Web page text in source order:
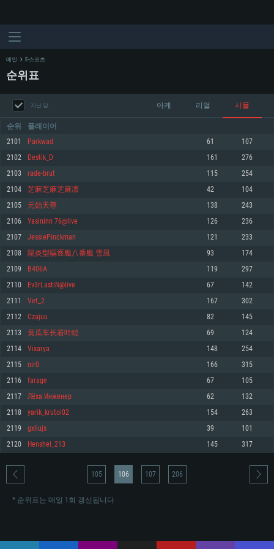
최소사양
운영체제: Windows 10 (64 bit)
프로세서: 2.2 GHz 듀얼코어 이상
메모리: 4GB
그래픽 카드: DirectX 11 이상을 지원하는 AMD Radeon 77XX / NVIDIA
GeForce GT 660. 최소 사양 해상도: 720p
네트워크: 브로드밴드 인터넷
여유 저장 공간: 22.1 GB (최소 클라이언트)
권장 사양
570 혹은 그 이상
여유 저장 공간: 62.2 GB (전체 클라이언트)
최소사양
운영체제: Mac OS Big Sur 11.0
프로세서: 최소 2.2 GHz의 Core i5 (Intel Xeon 은 지원하지 않습니다)
메모리: 6 GB
그래픽 카드: Metal 을 지원하는 Intel Iris Pro 5200 (Mac), 혹은 이와 비슷한 성
능을 가지는 Mac 버전의 AMD/Nvidia. 최소 해상도: 720p
네트워크: 브로드밴드 인터넷
여유 저장 공간: 22.1 GB (최소 클라이언트)
권장 사양
네트워크: 브로드밴드 인터넷
여유 저장 공간: 62.2 GB (전체 클라이언트)
최소사양
운영체제: 64bit Linux 중 최신 버전
프로세서: 2.4 GHz 듀얼코어
메모리: 4 GB
그래픽 카드: Vulkan 을 지원하고, 최신 그래픽 드라이버를 지원하는 NVIDIA
660 (6개월 미만) 혹은 그와 동급의 성능을 가지며 최신 그래픽 드라이버를 지
원하는 AMD (6개월 미만; 최소사양 지원 해상도 720p)
네트워크: 브로드밴드 인터넷
여유 저장 공간: 22.1 GB (최소 클라이언트)
권장 사양
운영체제: Ubuntu 20.04 64bit
프로세서: Intel Core i7
메모리: 16 GB
그래픽 카드: Vulkan 을 지원하고, 최신 그래픽 드라이버를 지원하는 NVIDIA
1060 (6개월 미만) 혹은 그와 동급의 성능을 가지며 최신 그래픽 드라이버를
지원하는 AMD RX 570 (6개월 미만; 최소사양 지원 해상도 720p) 이상
네트워크: 브로드밴드 인터넷
여유 저장 공간: 62.2 GB (전체 클라이언트)
메인 E-스포츠
순위표
지난 달 아케 리얼 시뮬
순위 플레이어
2101 Parkwad 61 107
2102 Destik_D 161 276
2103 rade-brut 115 254
2104 芝麻芝麻芝麻凛 42 104
2105 元始天尊 138 243
2106 Yasininn 76@live 126 236
2107 JessiePinckman 121 233
2108 陽炎型驅逐艦八番艦 雪風 93 174
2109 B406A 119 297
2110 Ev3rLastiN@live 67 142
2111 Vet_2 167 302
2112 Czajuu 82 145
2113 黄瓜车长若叶睦 69 124
2114 Vixarya 148 254
2115 nir0 166 315
2116 farage 67 105
2117 Лёха Инженер 62 132
2118 yarik_krutoi02 154 263
2119 gxliujs 39 101
2120 Henshel_213 145 317
* 순위표는 매일 1회 갱신됩니다
105 106 107 206